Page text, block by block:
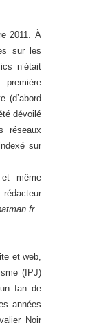
2011. À
sur les
n’était
(d’abord
dévoilé
réseaux
sur
même
rédacteur
.
et web,
(IPJ)
fan de
années
Noir